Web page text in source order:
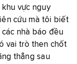
vực nguy
cứu mà tôi biết
nhà báo đều
vai trò then chốt
thẳng sau